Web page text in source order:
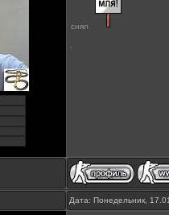
снял
Дата: Понедельник,